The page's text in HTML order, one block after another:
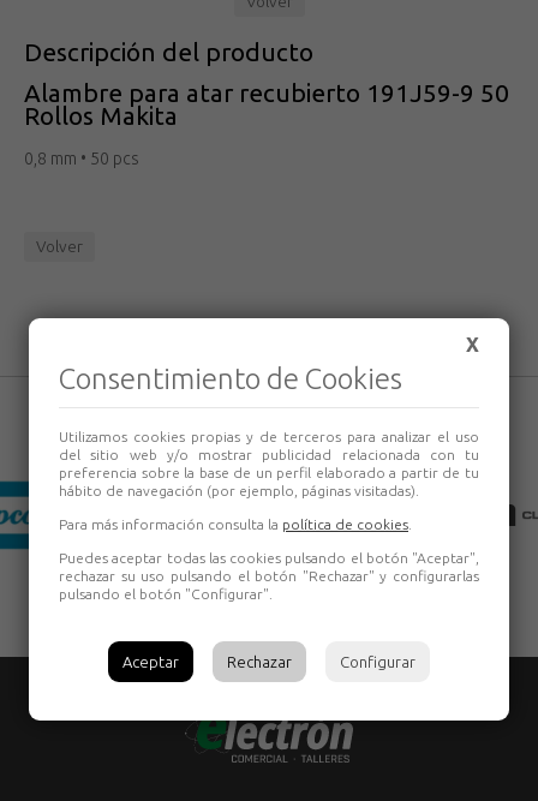
Descripción del producto
Alambre para atar recubierto 191J59-9 50
Rollos Makita
0,8 mm • 50 pcs
Volver
X
Consentimiento de Cookies
Utilizamos cookies propias y de terceros para analizar el uso
del sitio web y/o mostrar publicidad relacionada con tu
preferencia sobre la base de un perfil elaborado a partir de tu
hábito de navegación (por ejemplo, páginas visitadas).
Para más información consulta la política de cookies
Puedes aceptar todas las cookies pulsando el botón "Aceptar",
rechazar su uso pulsando el botón "Rechazar" y configurarlas
pulsando el botón "Configurar".
Aceptar Rechazar Configurar